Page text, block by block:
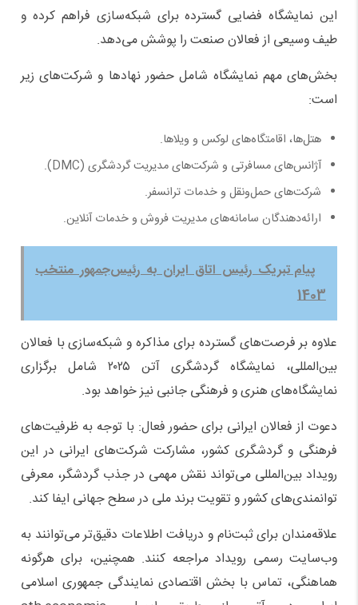
این نمایشگاه فضایی گسترده برای شبکه‌سازی فراهم کرده و
طیف وسیعی از فعالان صنعت را پوشش می‌دهد.
بخش‌های مهم نمایشگاه شامل حضور نهادها و شرکت‌های زیر
است:
هتل‌ها، اقامتگاه‌های لوکس و ویلاها.
آژانس‌های مسافرتی و شرکت‌های مدیریت گردشگری (DMC).
شرکت‌های حمل‌ونقل و خدمات ترانسفر.
ارائه‌دهندگان سامانه‌های مدیریت فروش و خدمات آنلاین.
پیام تبریک رئیس اتاق ایران به رئیس‌جمهور منتخب
1403
علاوه بر فرصت‌های گسترده برای مذاکره و شبکه‌سازی با فعالان
بین‌المللی، نمایشگاه گردشگری آتن ۲۰۲۵ شامل برگزاری
نمایشگاه‌های هنری و فرهنگی جانبی نیز خواهد بود.
دعوت از فعالان ایرانی برای حضور فعال: با توجه به ظرفیت‌های
فرهنگی و گردشگری کشور، مشارکت شرکت‌های ایرانی در این
رویداد بین‌المللی می‌تواند نقش مهمی در جذب گردشگر، معرفی
توانمندی‌های کشور و تقویت برند ملی در سطح جهانی ایفا کند.
علاقه‌مندان برای ثبت‌نام و دریافت اطلاعات دقیق‌تر می‌توانند به
وب‌سایت رسمی رویداد مراجعه کنند. همچنین، برای هرگونه
هماهنگی، تماس با بخش اقتصادی نمایندگی جمهوری اسلامی